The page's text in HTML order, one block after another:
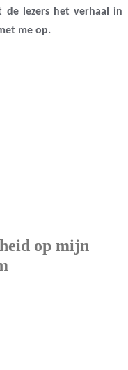
de lezers het verhaal in
me op.
op mijn